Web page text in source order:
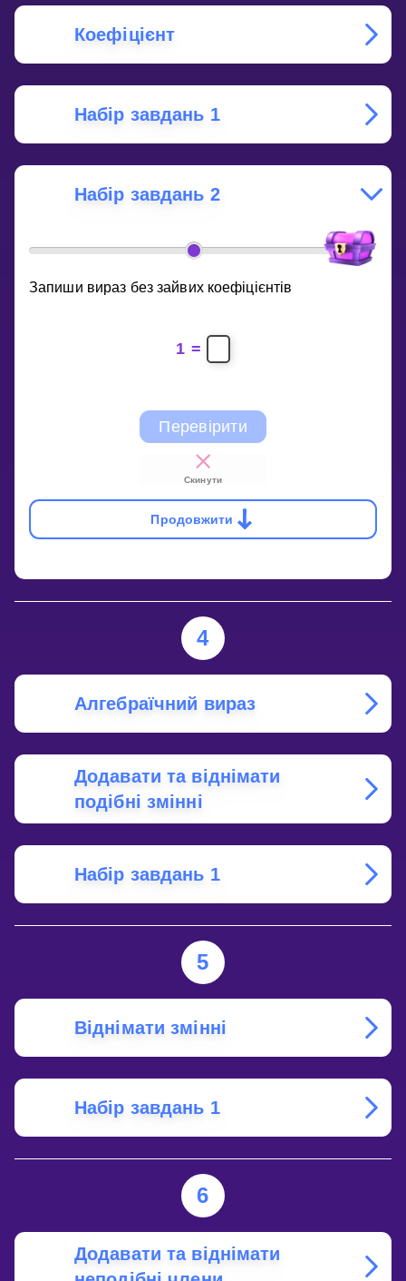
Коефіцієнт
Набір завдань 1
Набір завдань 2
Запиши вираз без зайвих коефіцієнтів
1 =
Перевірити
Скинути
Продовжити
4
Алгебраїчний вираз
Додавати та віднімати
подібні змінні
Набір завдань 1
5
Віднімати змінні
Набір завдань 1
6
Додавати та віднімати